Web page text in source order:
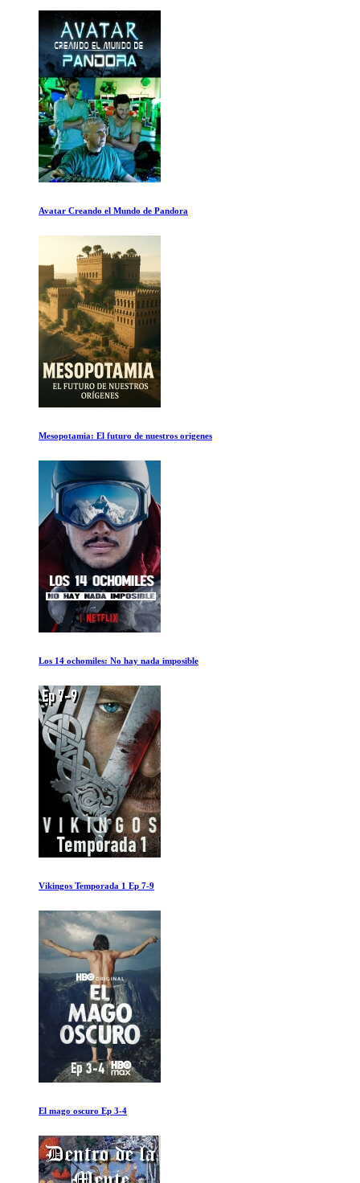
Avatar Creando el Mundo de Pandora
Mesopotamia: El futuro de nuestros origenes
Los 14 ochomiles: No hay nada imposible
Vikingos Temporada 1 Ep 7-9
El mago oscuro Ep 3-4